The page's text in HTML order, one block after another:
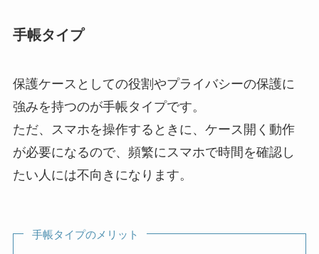
手帳タイプ
保護ケースとしての役割やプライバシーの保護に
強みを持つのが手帳タイプです。
ただ、スマホを操作するときに、ケース開く動作
が必要になるので、頻繁にスマホで時間を確認し
たい人には不向きになります。
手帳タイプのメリット